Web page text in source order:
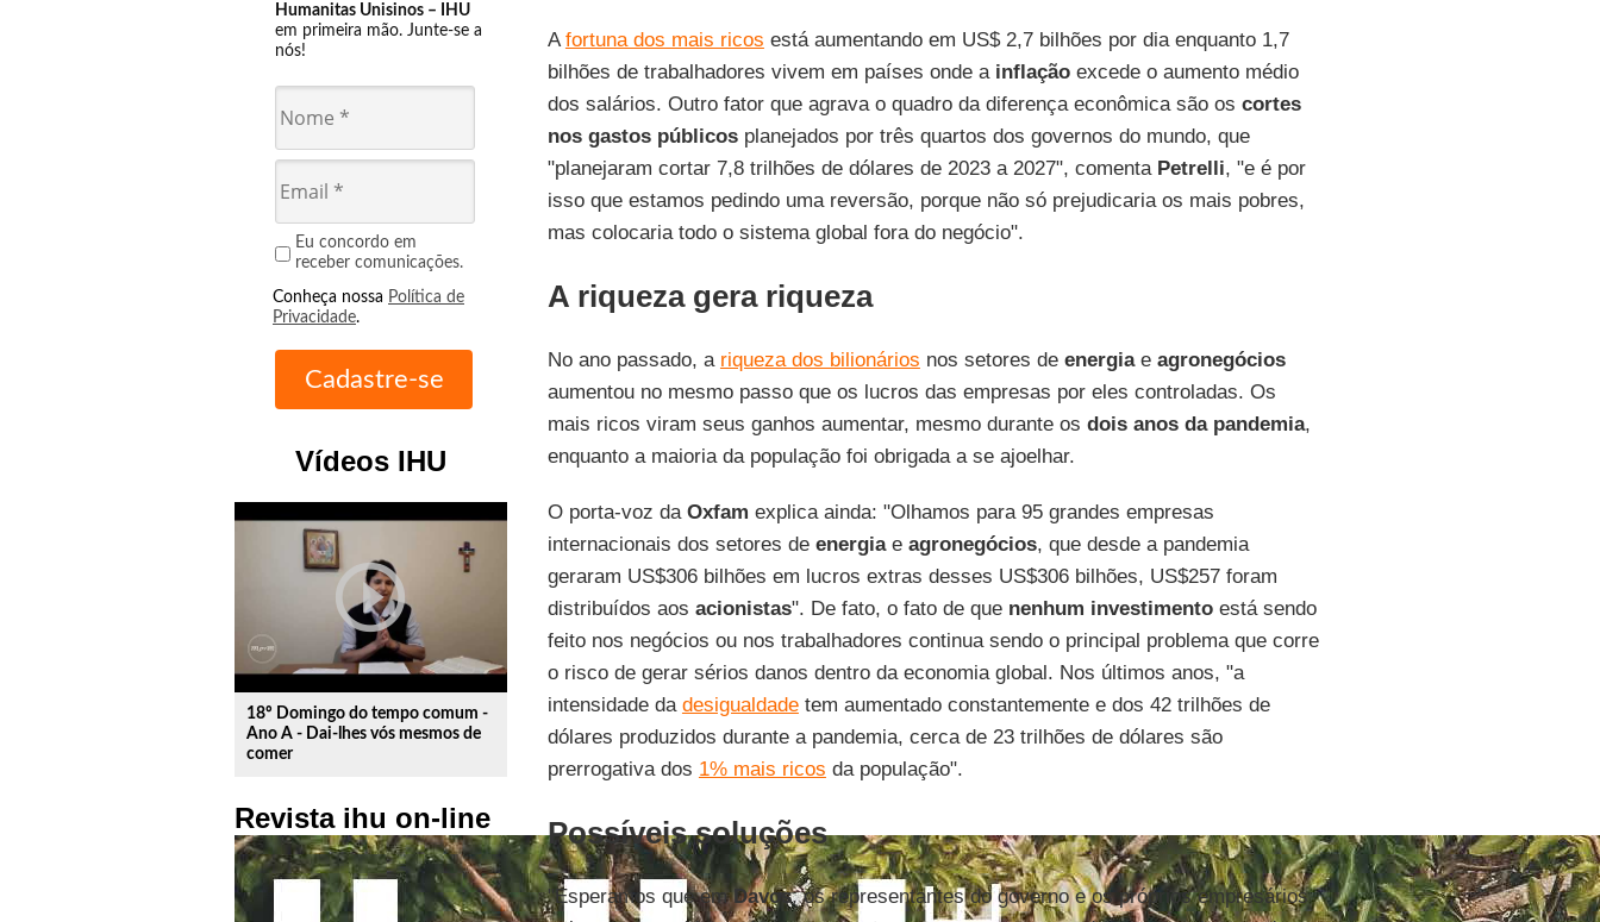
Humanitas Unisinos – IHU
em primeira mão. Junte-se a
nós!
Eu concordo em
receber comunicações.
Conheça nossa Política de
Privacidade.
Vídeos IHU
play_circle_outline
18º Domingo do tempo comum -
Ano A - Dai-lhes vós mesmos de
comer
Revista ihu on-line
Afortuna dos mais ricos está aumentando em US$ 2,7 bilhões por dia enquanto 1,7
bilhões de trabalhadores vivem em países onde a inflaçãoexcede o aumento médio
dos salários. Outro fator que agrava o quadro da diferença econômica são os cortes
nos gastos públicosplanejados por três quartos dos governos do mundo, que
"planejaram cortar 7,8 trilhões de dólares de 2023 a 2027", comenta Petrelli, "e é por
isso que estamos pedindo uma reversão, porque não só prejudicaria os mais pobres,
mas colocaria todo o sistema global fora do negócio".
A riqueza gera riqueza
No ano passado, a riqueza dos bilionários nos setores de energiae agronegócios
aumentou no mesmo passo que os lucros das empresas por eles controladas. Os
mais ricos viram seus ganhos aumentar, mesmo durante os dois anos da pandemia,
enquanto a maioria da população foi obrigada a se ajoelhar.
O porta-voz da Oxfam explica ainda: "Olhamos para 95 grandes empresas
internacionais dos setores de energiae agronegócios, que desde a pandemia
geraram US$306 bilhões em lucros extras desses US$306 bilhões, US$257 foram
distribuídos aos acionistas". De fato, o fato de que nenhum investimentoestá sendo
feito nos negócios ou nos trabalhadores continua sendo o principal problema que corre
o risco de gerar sérios danos dentro da economia global. Nos últimos anos, "a
intensidade da desigualdadetem aumentado constantemente e dos 42 trilhões de
dólares produzidos durante a pandemia, cerca de 23 trilhões de dólares são
prerrogativa dos 1% mais ricos da população".
Possíveis soluções
"Esperamos que emDavos, os representantes do governo e os próprios empresários